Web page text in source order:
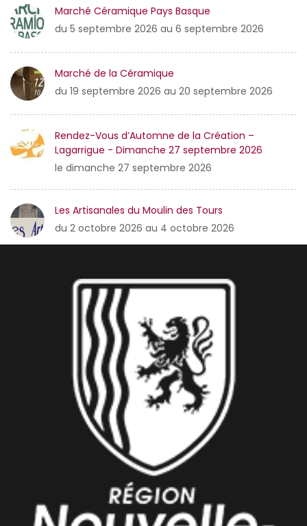
Marché Céramique Pays Basque
du 5 septembre 2026 au 6 septembre 2026
Marché de la Céramique
du 19 septembre 2026 au 20 septembre 2026
Rendez-Vous d’Automne de la Création –
Lagarrigue - Dimanche 27 septembre 2026
le dimanche 27 septembre 2026
Les Artisanales du Moulin des Tours
du 2 octobre 2026 au 4 octobre 2026